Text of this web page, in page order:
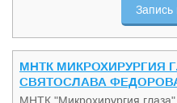
Запись
МНТК МИКРОХИРУРГИЯ
СВЯТОСЛАВА